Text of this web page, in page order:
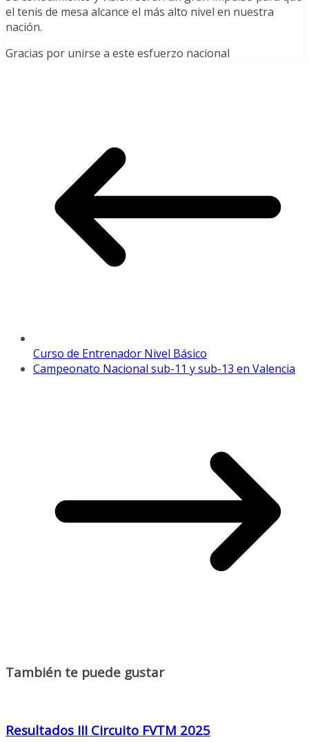
el tenis de mesa alcance el más alto nivel en nuestra
nación.
Gracias por unirse a este esfuerzo nacional
Curso de Entrenador Nivel Básico
Campeonato Nacional sub-11 y sub-13 en Valencia
También te puede gustar
Resultados III Circuito FVTM 2025